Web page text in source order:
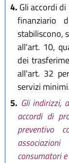
4. Gli accordi
finanziario
stabiliscono,
all'art. 10,
dei
all'art. 32
servizi minimi.
5. Gli indirizzi,
accordi di
preventivo
consumatori